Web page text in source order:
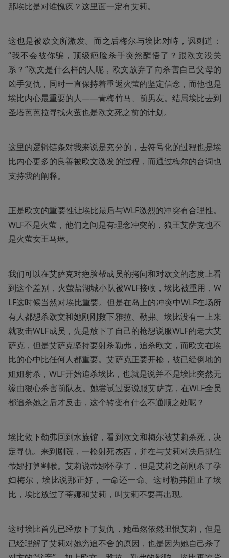
那埃比是对谁愧疚？这里面一定有艾莉。
这也是被欧文所激发。而之后梅尔与埃比对峙，讽刺道：
“我不会被你骗，顶级疤脸杀手突然醒悟了？跟欧文没关
系？”欧文是什么样的人呢，欧文放弃了向杀害自己父母的
凶手复仇，同时一直保持着重返火萤的坚定信念，而他也是
埃比内心最重要的人——青梅竹马、前男友。结局埃比去到
圣塔芭芭拉寻找火萤也是欧文死之前的计划。
这里的逻辑链条对我来说是充分的，去符号化的过程也是埃
比内心更多的良善被欧文激发的过程，而通过梅尔的台词也
支持我的阐释。
正是欧文的重要性让埃比最后与WLF激烈的冲突有合理性。
WLF不是火萤，他们之间是有理念冲突的，狼王艾萨克也不
是火萤女王马琳。
我们可以在艾萨克对疤脸帮成员的拷问和对欧文的态度上看
到这个差别，火萤盐湖城小队被WLF接收，埃比被重用，W
LF这时候当然对埃比重要。但是在岛上的冲突中WLF在场所
有人都想杀欧文和她刚刚救下雅拉、勒弗。埃比没有一上来
就攻击WLF成员，先是放下了自己的枪想说服WLF的老大艾
萨克，但是艾萨克坚持要射杀勒弗，追杀欧文，而欧文在埃
比的心中比任何人都重要。艾萨克正要开枪，被已经倒地的
姐姐射杀，WLF开始追杀埃比，也就是说并不是埃比突然无
缘由狠心杀害前队友。她尝试过要说服艾萨克，在WLF全员
都追杀她之后才反击，这个转变有什么不通顺之处呢？
埃比救下勒弗回到水族馆，看到欧文和梅尔被艾莉杀死，决
定寻仇。来到剧院，一枪射死杰西，并在与艾莉对决后抓住
蒂娜打算割喉。艾莉说蒂娜怀孕了，但是艾莉之前刚杀了孕
妇梅尔，埃比说那正好，一命还一命。这时勒弗阻止了埃
比，埃比放过了蒂娜和艾莉，叫艾莉不要再出现。
这时埃比首先已经放下了复仇，她虽然依然丑恨艾莉，但是
已经理解了艾莉对她穷追不舍的原因，也是因为她自己杀了